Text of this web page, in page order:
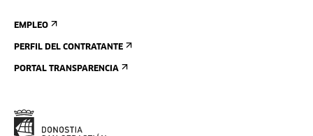
EMPLEO
PERFIL DEL CONTRATANTE
PORTAL TRANSPARENCIA